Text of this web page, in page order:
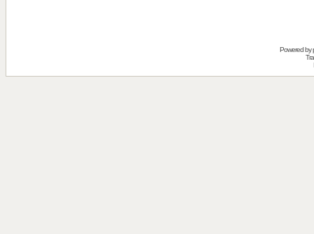
Powered by